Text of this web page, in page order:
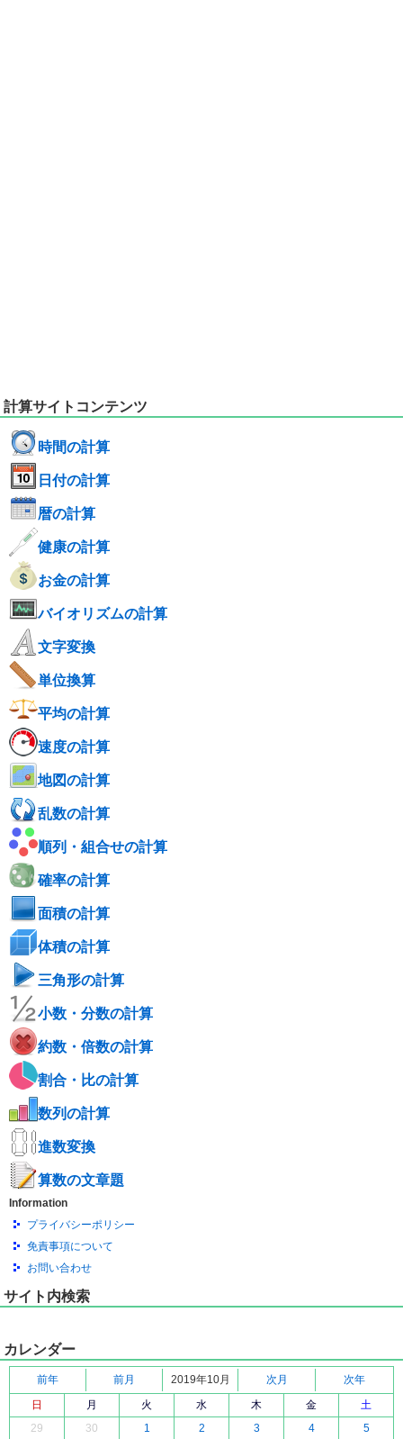
計算サイトコンテンツ
時間の計算
日付の計算
暦の計算
健康の計算
お金の計算
バイオリズムの計算
文字変換
単位換算
平均の計算
速度の計算
地図の計算
乱数の計算
順列・組合せの計算
確率の計算
面積の計算
体積の計算
三角形の計算
小数・分数の計算
約数・倍数の計算
割合・比の計算
数列の計算
進数変換
算数の文章題
Information
プライバシーポリシー
免責事項について
お問い合わせ
サイト内検索
カレンダー
前年 前月 2019年10月 次月
次年
日
月 火 水 木 金
土
29
30 1 2 3 4 5